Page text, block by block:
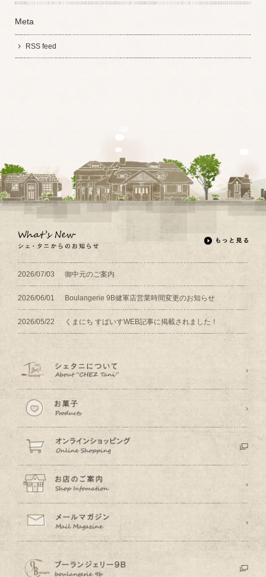
Meta
RSS feed
2026/07/03 御中元のご案内
2026/06/01 Boulangerie 9B健軍店営業時間変更のお知らせ
2026/05/22 くまにち すぱいすWEB記事に掲載されました！